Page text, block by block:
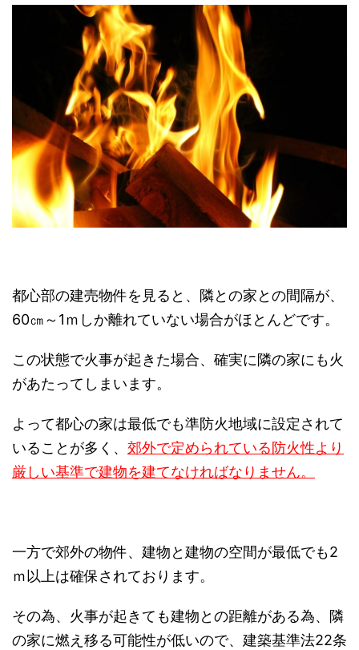
都心部の建売物件を見ると、隣との家との間隔が、
60㎝～1ｍしか離れていない場合がほとんどです。
この状態で火事が起きた場合、確実に隣の家にも火
があたってしまいます。
よって都心の家は最低でも準防火地域に設定されて
いることが多く、 郊外で定められている防火性より
厳しい基準で建物を建てなければなりません。
一方で郊外の物件、建物と建物の空間が最低でも2
ｍ以上は確保されております。
その為、火事が起きても建物との距離がある為、隣
の家に燃え移る可能性が低いので、 建築基準法22条